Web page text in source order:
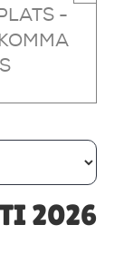
-
2026